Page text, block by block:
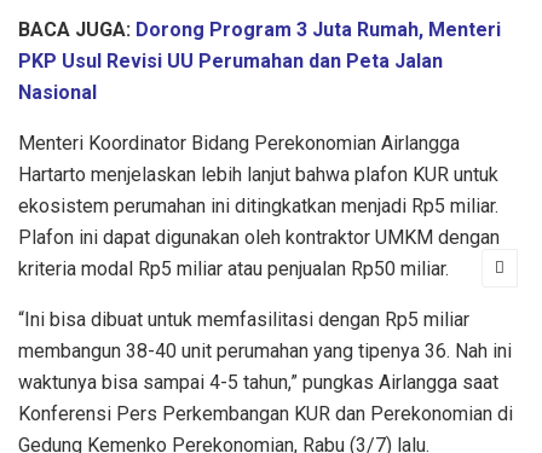
BACA JUGA: Dorong Program 3 Juta Rumah, Menteri
PKP Usul Revisi UU Perumahan dan Peta Jalan
Nasional
Menteri Koordinator Bidang Perekonomian Airlangga
Hartarto menjelaskan lebih lanjut bahwa plafon KUR untuk
ekosistem perumahan ini ditingkatkan menjadi Rp5 miliar.
Plafon ini dapat digunakan oleh kontraktor UMKM dengan
kriteria modal Rp5 miliar atau penjualan Rp50 miliar.
“Ini bisa dibuat untuk memfasilitasi dengan Rp5 miliar
membangun 38-40 unit perumahan yang tipenya 36. Nah ini
waktunya bisa sampai 4-5 tahun,” pungkas Airlangga saat
Konferensi Pers Perkembangan KUR dan Perekonomian di
Gedung Kemenko Perekonomian, Rabu (3/7) lalu.